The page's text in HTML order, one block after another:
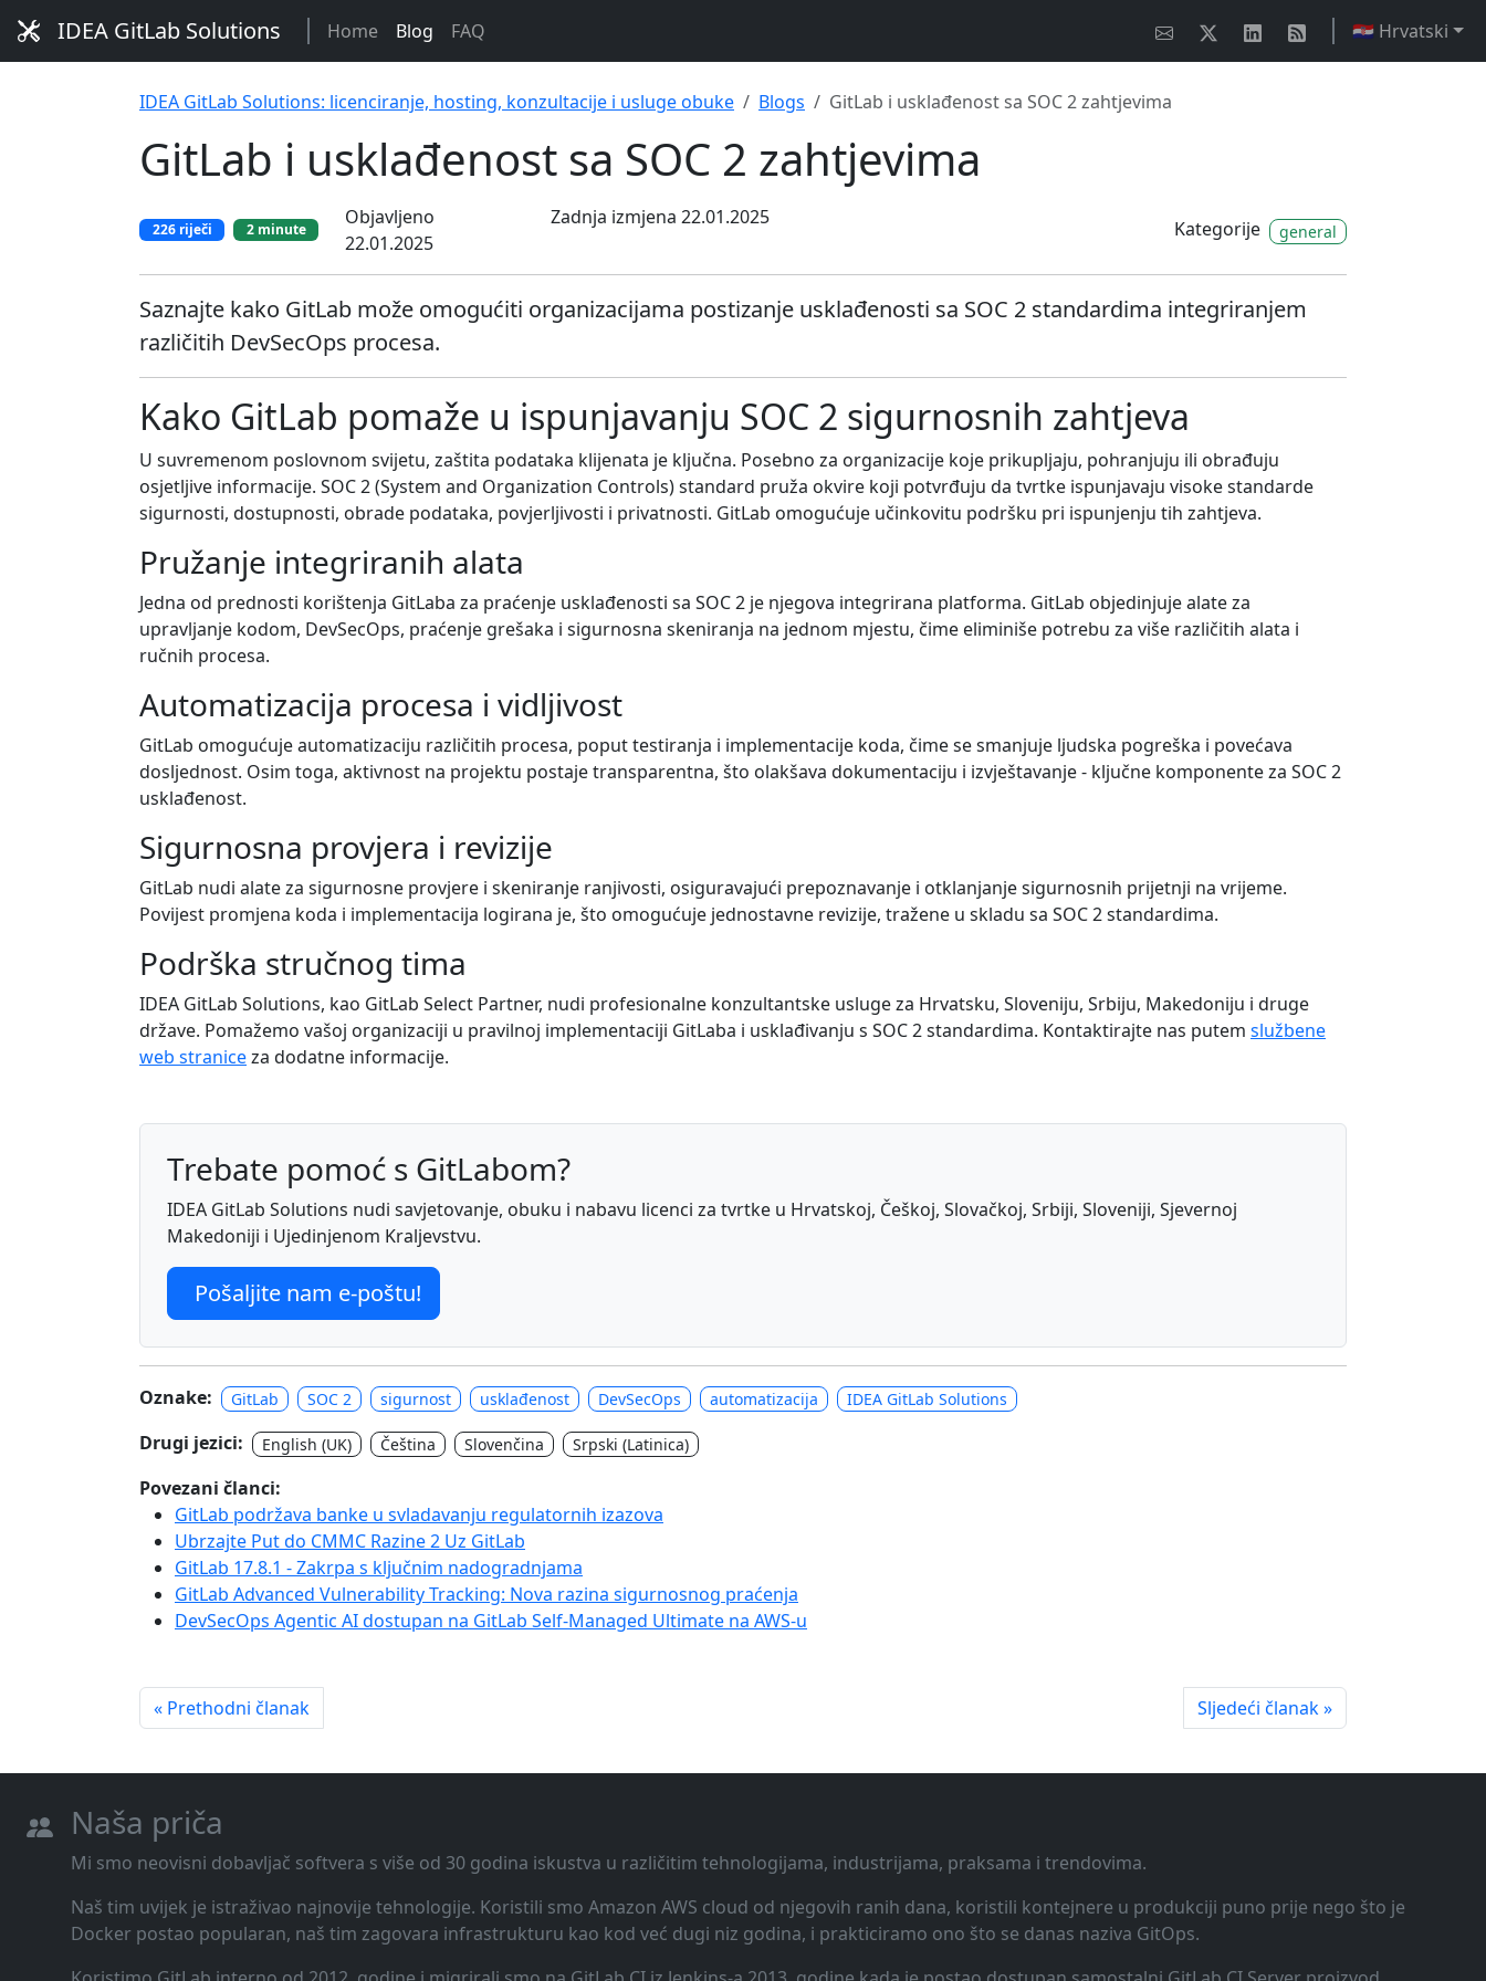
IDEA GitLab Solutions Home Blog FAQ 🇭🇷 Hrvatski
IDEA GitLab Solutions: licenciranje, hosting, konzultacije i usluge obuke Blogs GitLab i usklađenost sa SOC 2 zahtjevima
GitLab i usklađenost sa SOC 2 zahtjevima
226 riječi 2 minute
Objavljeno
22.01.2025
Zadnja izmjena 22.01.2025
Kategorije general
Saznajte kako GitLab može omogućiti organizacijama postizanje usklađenosti sa SOC 2 standardima integriranjem
različitih DevSecOps procesa.
Kako GitLab pomaže u ispunjavanju SOC 2 sigurnosnih zahtjeva
U suvremenom poslovnom svijetu, zaštita podataka klijenata je ključna. Posebno za organizacije koje prikupljaju, pohranjuju ili obrađuju
osjetljive informacije. SOC 2 (System and Organization Controls) standard pruža okvire koji potvrđuju da tvrtke ispunjavaju visoke standarde
sigurnosti, dostupnosti, obrade podataka, povjerljivosti i privatnosti. GitLab omogućuje učinkovitu podršku pri ispunjenju tih zahtjeva.
Pružanje integriranih alata
Jedna od prednosti korištenja GitLaba za praćenje usklađenosti sa SOC 2 je njegova integrirana platforma. GitLab objedinjuje alate za
upravljanje kodom, DevSecOps, praćenje grešaka i sigurnosna skeniranja na jednom mjestu, čime eliminiše potrebu za više različitih alata i
ručnih procesa.
Automatizacija procesa i vidljivost
GitLab omogućuje automatizaciju različitih procesa, poput testiranja i implementacije koda, čime se smanjuje ljudska pogreška i povećava
dosljednost. Osim toga, aktivnost na projektu postaje transparentna, što olakšava dokumentaciju i izvještavanje - ključne komponente za SOC 2
usklađenost.
Sigurnosna provjera i revizije
GitLab nudi alate za sigurnosne provjere i skeniranje ranjivosti, osiguravajući prepoznavanje i otklanjanje sigurnosnih prijetnji na vrijeme.
Povijest promjena koda i implementacija logirana je, što omogućuje jednostavne revizije, tražene u skladu sa SOC 2 standardima.
Podrška stručnog tima
IDEA GitLab Solutions, kao GitLab Select Partner, nudi profesionalne konzultantske usluge za Hrvatsku, Sloveniju, Srbiju, Makedoniju i druge
države. Pomažemo vašoj organizaciji u pravilnoj implementaciji GitLaba i usklađivanju s SOC 2 standardima. Kontaktirajte nas putem službene
web straniceza dodatne informacije.
Trebate pomoć s GitLabom?
IDEA GitLab Solutions nudi savjetovanje, obuku i nabavu licenci za tvrtke u Hrvatskoj, Češkoj, Slovačkoj, Srbiji, Sloveniji, Sjevernoj
Makedoniji i Ujedinjenom Kraljevstvu.
Pošaljite nam e-poštu!
Oznake: GitLab SOC 2 sigurnost usklađenost DevSecOps automatizacija IDEA GitLab Solutions
Drugi jezici: English (UK) Čeština Slovenčina Srpski (Latinica)
Povezani članci:
GitLab podržava banke u svladavanju regulatornih izazova
Ubrzajte Put do CMMC Razine 2 Uz GitLab
GitLab 17.8.1 - Zakrpa s ključnim nadogradnjama
GitLab Advanced Vulnerability Tracking: Nova razina sigurnosnog praćenja
DevSecOps Agentic AI dostupan na GitLab Self-Managed Ultimate na AWS-u
« Prethodni članak Sljedeći članak »
Naša priča
Mi smo neovisni dobavljač softvera s više od 30 godina iskustva u različitim tehnologijama, industrijama, praksama i trendovima.
Naš tim uvijek je istraživao najnovije tehnologije. Koristili smo Amazon AWS cloud od njegovih ranih dana, koristili kontejnere u produkciji puno prije nego što je
Docker postao popularan, naš tim zagovara infrastrukturu kao kod već dugi niz godina, i prakticiramo ono što se danas naziva GitOps.